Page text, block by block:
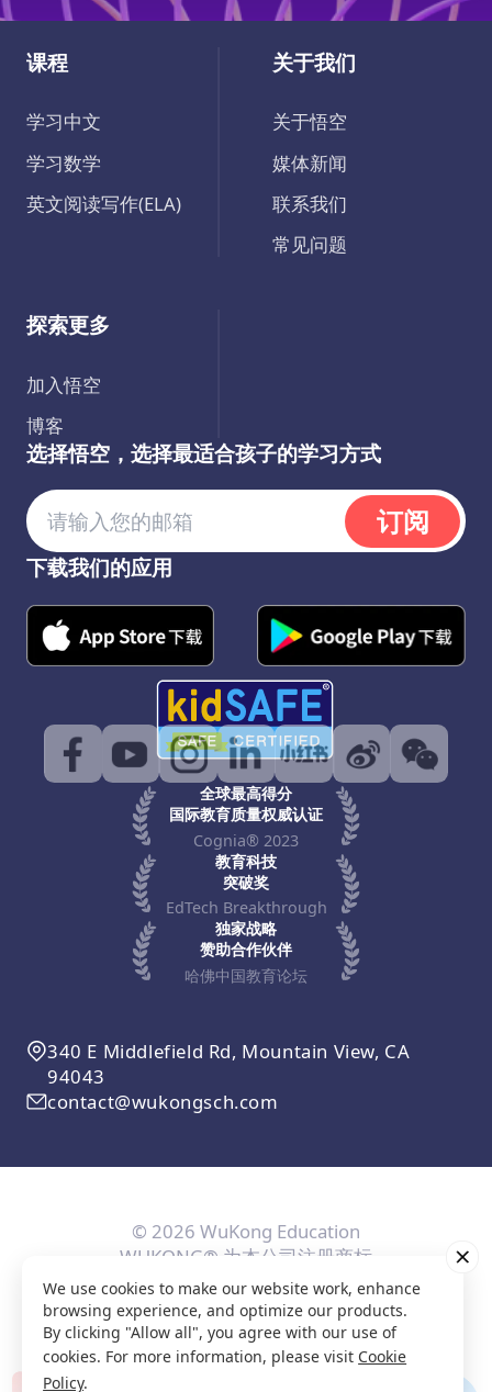
课程
学习中文
学习数学
英文阅读写作(ELA)
关于我们
关于悟空
媒体新闻
联系我们
常见问题
探索更多
加入悟空
博客
选择悟空，选择最适合孩子的学习方式
订阅
下载我们的应用
全球最高得分
国际教育质量权威认证
Cognia® 2023
教育科技
突破奖
EdTech Breakthrough
独家战略
赞助合作伙伴
哈佛中国教育论坛
340 E Middlefield Rd, Mountain View, CA
94043
contact@wukongsch.com
© 2026 WuKong Education
WUKONG® 为本公司注册商标
用户协议隐私条款Cookie政策隐私设置
We use cookies to make our website work, enhance
browsing experience, and optimize our products.
By clicking "Allow all", you agree with our use of
cookies. For more information, please visit Cookie
Policy.